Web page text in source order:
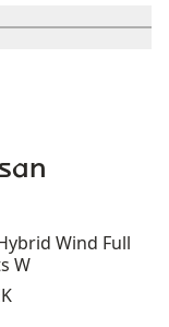
Wind Full
W